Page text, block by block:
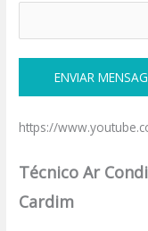
https://
Técnico Ar
Cardim